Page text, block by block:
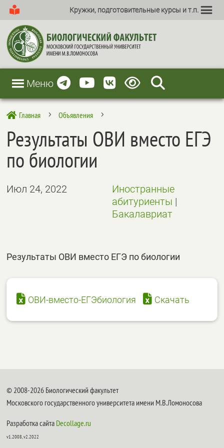
Кружки, подготовительные курсы и т.п.
Меню
 Главная 5 Объявления 5
Результаты ОВИ вместо ЕГЭ
по биологии
Июл 24, 2022
Иностранные
абитуриенты |
Бакалавриат
Результаты ОВИ вместо ЕГЭ по биологии
ОВИ-вместо-ЕГЭбиология Скачать
© 2008-2026 Биологический факультет
Московского государственного университета имени М.В.Ломоносова
Разработка сайта Decollage.ru
v1.2008, v2.2022